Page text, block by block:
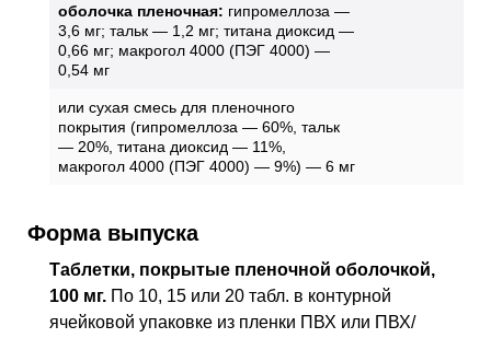
оболочка пленочная: гипромеллоза —
3,6 мг; тальк — 1,2 мг; титана диоксид —
0,66 мг; макрогол 4000 (ПЭГ 4000) —
0,54 мг
или сухая смесь для пленочного
покрытия (гипромеллоза — 60%, тальк
— 20%, титана диоксид — 11%,
макрогол 4000 (ПЭГ 4000) — 9%) — 6 мг
Форма выпуска
Таблетки, покрытые пленочной оболочкой,
100 мг. По 10, 15 или 20 табл. в контурной
ячейковой упаковке из пленки ПВХ или ПВХ/